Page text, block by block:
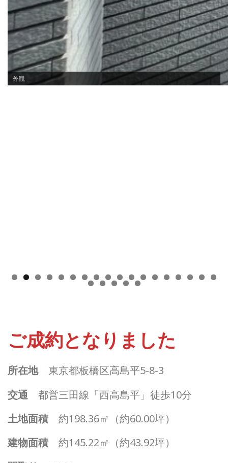
外観
0 1 2 3 4 5 6 7 8
9 0 1 2 3
ご成約となりました
所在地東京都板橋区高島平5-8-3
交通 都営三田線「西高島平」徒歩10分
土地面積 約198.36㎡（約60.00坪）
建物面積 約145.22㎡（約43.92坪）